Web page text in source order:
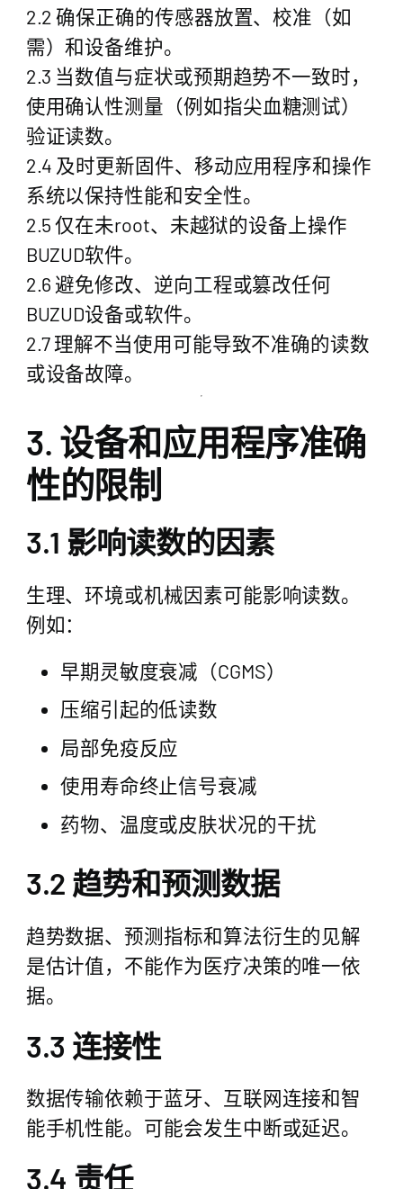
2.2 确保正确的传感器放置、校准（如
需）和设备维护。
2.3 当数值与症状或预期趋势不一致时，
使用确认性测量（例如指尖血糖测试）
验证读数。
2.4 及时更新固件、移动应用程序和操作
系统以保持性能和安全性。
2.5 仅在未root、未越狱的设备上操作
BUZUD软件。
2.6 避免修改、逆向工程或篡改任何
BUZUD设备或软件。
2.7 理解不当使用可能导致不准确的读数
或设备故障。
3. 设备和应用程序准确
性的限制
3.1 影响读数的因素
生理、环境或机械因素可能影响读数。
例如：
早期灵敏度衰减（CGMS）
压缩引起的低读数
局部免疫反应
使用寿命终止信号衰减
药物、温度或皮肤状况的干扰
3.2 趋势和预测数据
趋势数据、预测指标和算法衍生的见解
是估计值，不能作为医疗决策的唯一依
据。
3.3 连接性
数据传输依赖于蓝牙、互联网连接和智
能手机性能。可能会发生中断或延迟。
3.4 责任